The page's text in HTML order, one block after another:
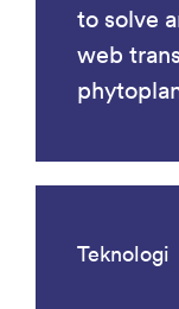
to solve
web
Teknologi